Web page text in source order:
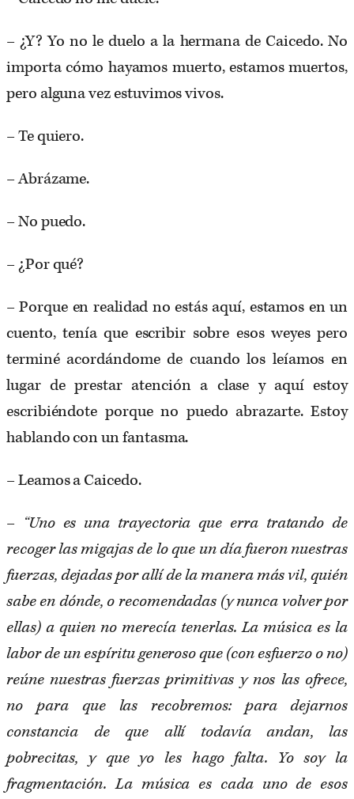
– ¿Y? Yo no le duelo a la hermana de Caicedo. No
importa cómo hayamos muerto, estamos muertos,
pero alguna vez estuvimos vivos.
– Te quiero.
– Abrázame.
– No puedo.
– ¿Por qué?
– Porque en realidad no estás aquí, estamos en un
cuento, tenía que escribir sobre esos weyes pero
terminé acordándome de cuando los leíamos en
lugar de prestar atención a clase y aquí estoy
escribiéndote porque no puedo abrazarte. Estoy
hablando con un fantasma.
– Leamos a Caicedo.
– “Uno es una trayectoria que erra tratando de
recoger las migajas de lo que un día fueron nuestras
fuerzas, dejadas por allí de la manera más vil, quién
sabe en dónde, o recomendadas (y nunca volver por
ellas) a quien no merecía tenerlas. La música es la
labor de un espíritu generoso que (con esfuerzo o no)
reúne nuestras fuerzas primitivas y nos las ofrece,
no para que las recobremos: para dejarnos
constancia de que allí todavía andan, las
pobrecitas, y que yo les hago falta. Yo soy la
fragmentación. La música es cada uno de esos